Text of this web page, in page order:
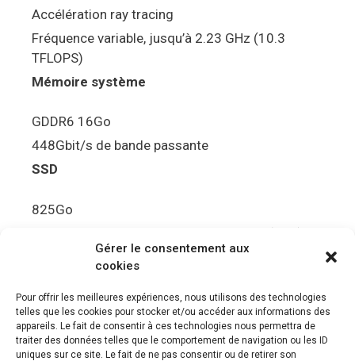
Gérer le consentement aux
cookies
Pour offrir les meilleures expériences, nous utilisons des technologies
telles que les cookies pour stocker et/ou accéder aux informations des
appareils. Le fait de consentir à ces technologies nous permettra de
traiter des données telles que le comportement de navigation ou les ID
uniques sur ce site. Le fait de ne pas consentir ou de retirer son
Accélération ray tracing
Fréquence variable, jusqu’à 2.23 GHz (10.3
TFLOPS)
Mémoire système
GDDR6 16Go
448Gbit/s de bande passante
SSD
825Go
5.5Gbit/s de bande passante en lecture (Brut)
Disque de jeu PS5
Ultra HD Blu-ray™, jusqu’à 100Go/disque
Sortie vidéo